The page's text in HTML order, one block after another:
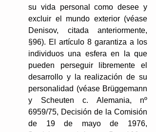
su vida personal como desee y
excluir el mundo exterior (véase
Denisov, citada anteriormente,
§96). El artículo 8 garantiza a los
individuos una esfera en la que
pueden perseguir libremente el
desarrollo y la realización de su
personalidad (véase Brüggemann
y Scheuten c. Alemania, nº
6959/75, Decisión de la Comisión
de 19 de mayo de 1976,